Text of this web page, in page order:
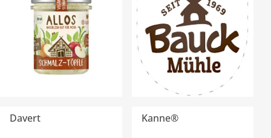
Davert Kanne®